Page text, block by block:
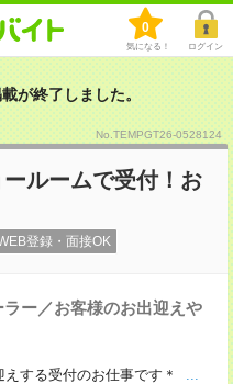
0
気になる！ ログイン
が終了しました。
No.TEMPGT26-0528124
ルームで受付！お
登録・面接OK
ラー／お客様のお出迎えや
する受付のお仕事です＊
...